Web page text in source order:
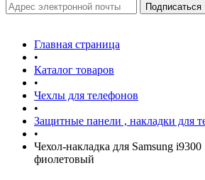
Главная страница
•
Каталог товаров
•
Чехлы для телефонов
•
Защитные панели , накладки для
•
Чехол-накладка для Samsung
фиолетовый